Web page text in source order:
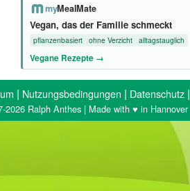
myMealMate
Vegan, das der Familie schmeckt
pflanzenbasiert ohne Verzicht alltagstauglich
Vegane Rezepte →
| Nutzungsbedingungen | Datenschutz |
2026 Ralph Anthes | Made with ♥ in Hannover